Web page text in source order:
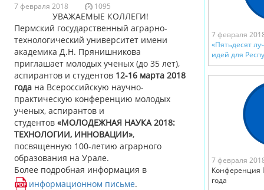
7 февраля 2018 1095
УВАЖАЕМЫЕ КОЛЛЕГИ!
Пермский государственный аграрно-
технологический университет имени
академика Д.Н. Прянишникова
приглашает молодых ученых (до 35 лет),
аспирантов и студентов 12-16 марта 2018
года на Всероссийскую научно-
практическую конференцию молодых
ученых, аспирантов и
студентов «МОЛОДЕЖНАЯ НАУКА 2018:
ТЕХНОЛОГИИ, ИННОВАЦИИ»,
посвященную 100-летию аграрного
образования на Урале.
Более подробная информация в
информационном письме.
7 февраля
«Пятьдесят
идей для
7 февраля
Конференция
года